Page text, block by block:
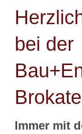
bei der
Brokate
Immer mit